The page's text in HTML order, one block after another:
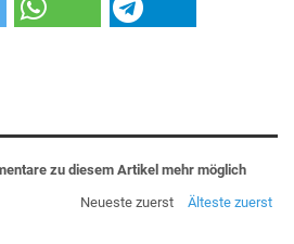
zu diesem Artikel mehr möglich
Neueste zuerst
Älteste zuerst